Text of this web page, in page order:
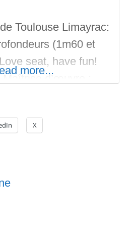
Toulouse Limayrac:
(1m60 et
seat, have fun!
d’œuvre :
session sur
n’oubliez pas de
more...
X